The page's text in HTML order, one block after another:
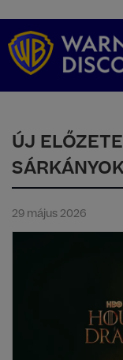
ÚJ
29 május 2026